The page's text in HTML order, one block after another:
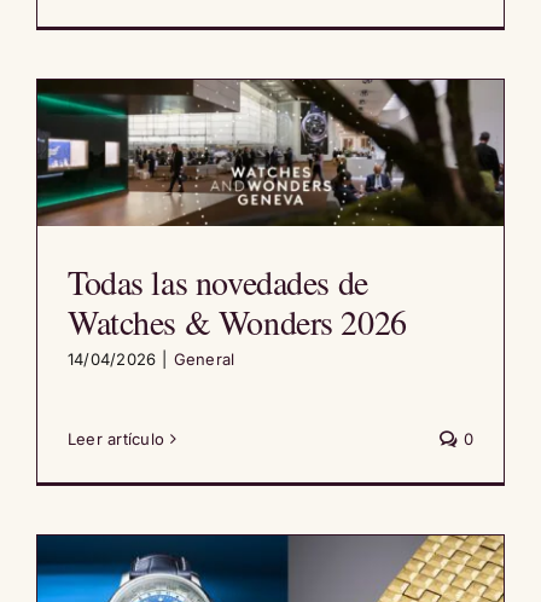
Todas las novedades de
Watches & Wonders 2026
14/04/2026 General
Leer artículo 0